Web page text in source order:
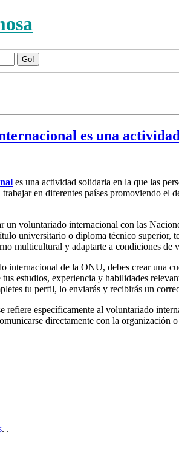
es una
es una actividad solidaria en la que las
en diferentes países promoviendo el
un voluntariado internacional con las
universitario o diploma técnico superior,
multicultural y adaptarte a condiciones
internacional de la ONU, debes crear una
estudios, experiencia y habilidades
tu perfil, lo enviarás y recibirás un
refiere específicamente al voluntariado
directamente con la organización
. .